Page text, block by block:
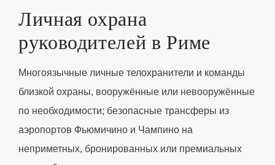
Личная охрана
руководителей в Риме
Многоязычные личные телохранители и команды
близкой охраны, вооружённые или невооружённые
по необходимости; безопасные трансферы из
аэропортов Фьюмичино и Чампино на
неприметных, бронированных или премиальных